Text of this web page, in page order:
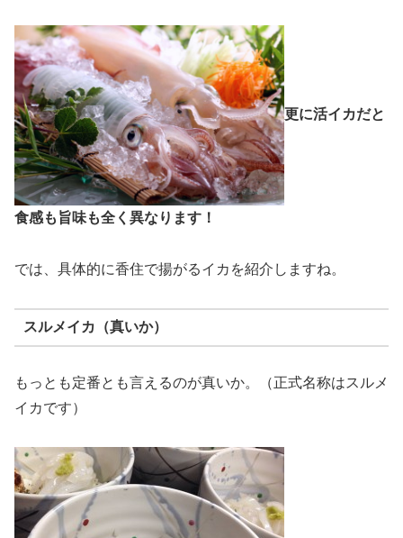
更に活イカだと
食感も旨味も全く異なります！
では、具体的に香住で揚がるイカを紹介しますね。
スルメイカ（真いか）
もっとも定番とも言えるのが真いか。（正式名称はスルメ
イカです）